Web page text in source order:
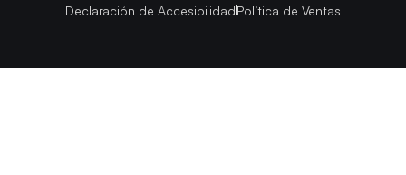
Declaración de AccesibilidadPolítica de Ventas